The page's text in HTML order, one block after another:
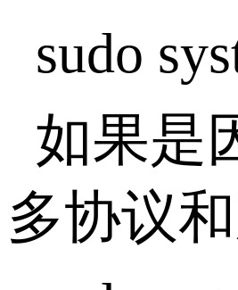
sudo
如果是
多协议